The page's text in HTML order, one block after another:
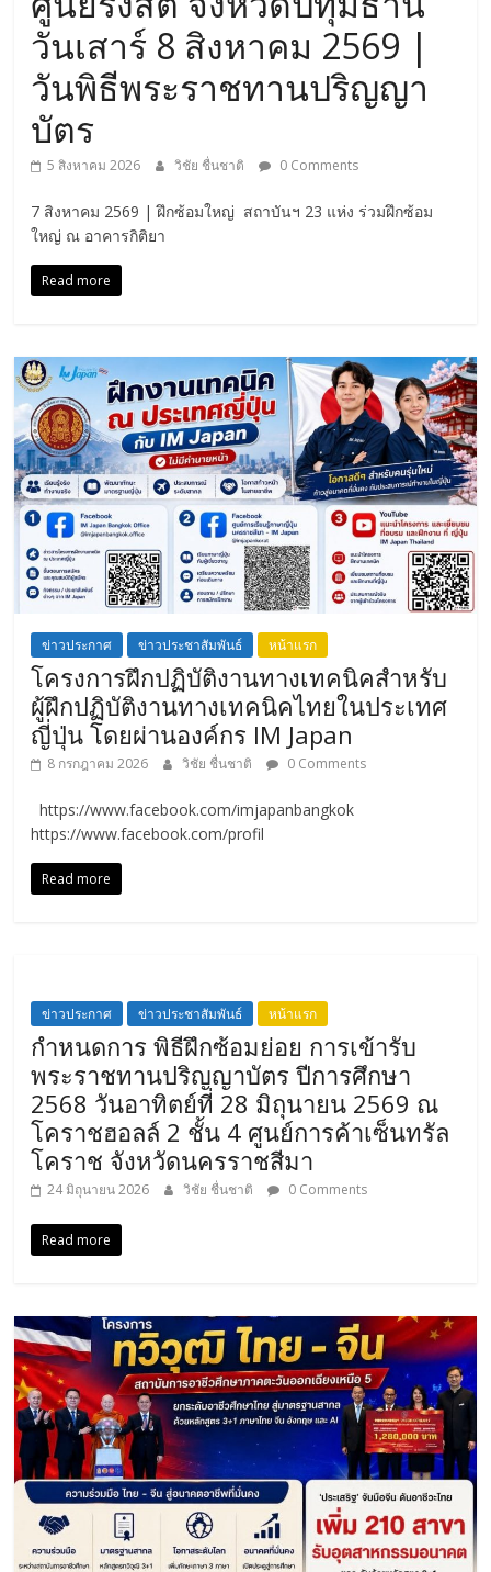
วันเสาร์ 8 สิงหาคม 2569 |
วันพิธีพระราชทานปริญญา
บัตร
5 สิงหาคม 2026 วิชัย ชื่นชาติ 0 Comments
7 สิงหาคม 2569 | ฝึกซ้อมใหญ่ สถาบันฯ 23 แห่ง ร่วมฝึกซ้อม
ใหญ่ ณ อาคารกิติยา
Read more
ข่าวประกาศ ข่าวประชาสัมพันธ์ หน้าแรก
โครงการฝึกปฏิบัติงานทางเทคนิคสำหรับ
ผู้ฝึกปฏิบัติงานทางเทคนิคไทยในประเทศ
ญี่ปุ่น โดยผ่านองค์กร IM Japan
8 กรกฎาคม 2026 วิชัย ชื่นชาติ 0 Comments
https://www.facebook.com/imjapanbangkok
https://www.facebook.com/profil
Read more
ข่าวประกาศ ข่าวประชาสัมพันธ์ หน้าแรก
กำหนดการ พิธีฝึกซ้อมย่อย การเข้ารับ
พระราชทานปริญญาบัตร ปีการศึกษา
2568 วันอาทิตย์ที่ 28 มิถุนายน 2569 ณ
โคราชฮอลล์ 2 ชั้น 4 ศูนย์การค้าเซ็นทรัล
โคราช จังหวัดนครราชสีมา
24 มิถุนายน 2026 วิชัย ชื่นชาติ 0 Comments
Read more